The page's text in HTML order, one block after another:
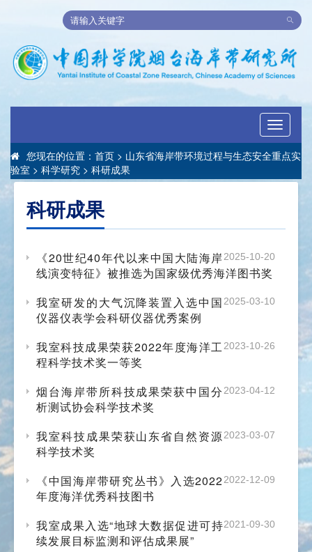
Toggle
您现在的位置： 首页 > 山东省海岸带环境过程与生态安全重点实
验室 > 科学研究 > 科研成果
科研成果
2025-10-20
《20世纪40年代以来中国大陆海岸
线演变特征》被推选为国家级优秀海洋图书奖
2025-03-10
我室研发的大气沉降装置入选中国
仪器仪表学会科研仪器优秀案例
2023-10-26
我室科技成果荣获2022年度海洋工
程科学技术奖一等奖
2023-04-12
烟台海岸带所科技成果荣获中国分
析测试协会科学技术奖
2023-03-07
我室科技成果荣获山东省自然资源
科学技术奖
2022-12-09
《中国海岸带研究丛书》入选2022
年度海洋优秀科技图书
2021-09-30
我室成果入选“地球大数据促进可持
续发展目标监测和评估成果展”